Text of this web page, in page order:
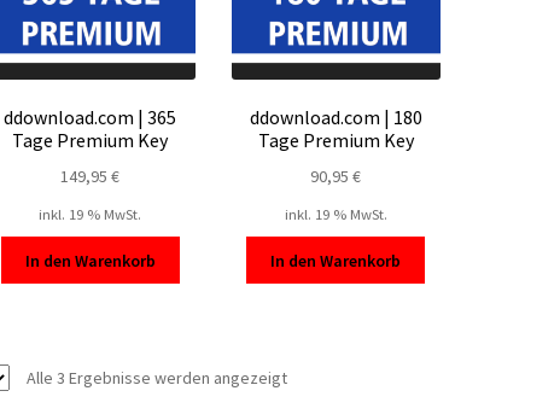
ddownload.com | 365
Tage Premium Key
149,95€
inkl. 19 % MwSt.
In den Warenkorb
ddownload.com | 180
Tage Premium Key
90,95€
inkl. 19 % MwSt.
In den Warenkorb
Alle 3 Ergebnisse werden angezeigtNach